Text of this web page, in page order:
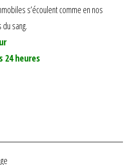
s’écoulent comme en nos
sang.
24 heures